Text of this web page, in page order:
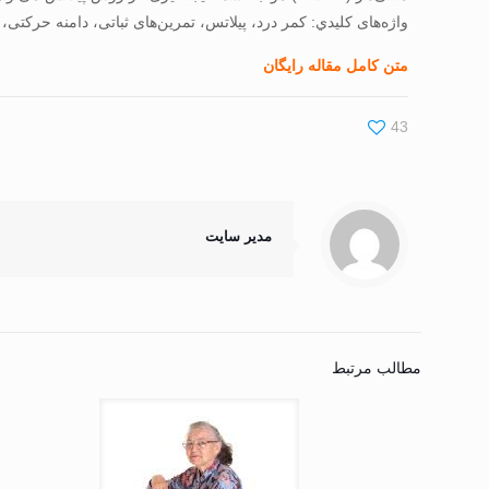
واژه‌های كليدي: کمر درد، پيلاتس، تمرين‌های ثباتی، دامنه‌
متن کامل مقاله رایگان
43
مدیر سایت
مطالب مرتبط